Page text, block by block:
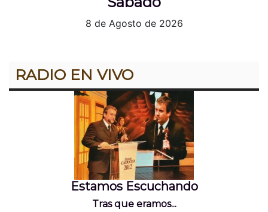
8 de Agosto de 2026
RADIO EN VIVO
Estamos Escuchando
Tras que eramos...